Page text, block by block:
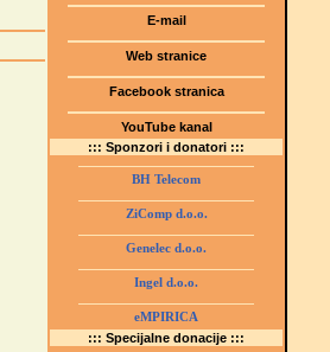
E-mail
Web stranice
www.gmstziam.com.ba
Facebook stranica
YouTube kanal
GMS Tuzla
::: Sponzori i donatori :::
BH Telecom
ZiComp d.o.o.
Genelec d.o.o.
Ingel d.o.o.
eMPIRICA
::: Specijalne donacije :::